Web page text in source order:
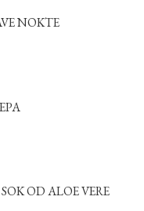
NOKTE
OD ALOE VERE